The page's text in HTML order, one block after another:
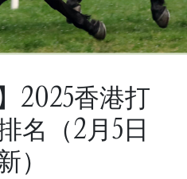
2025香港打
名（2月5日
）